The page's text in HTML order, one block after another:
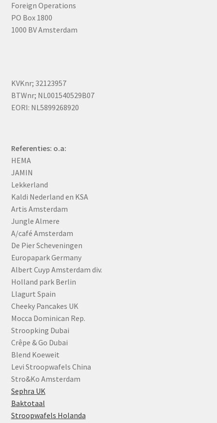
Foreign Operations
PO Box 1800
1000 BV Amsterdam
KVKnr; 32123957
BTWnr; NL001540529B07
EORI: NL5899268920
Referenties: o.a:
HEMA
JAMIN
Lekkerland
Kaldi Nederland en KSA
Artis Amsterdam
Jungle Almere
A/café Amsterdam
De Pier Scheveningen
Europapark Germany
Albert Cuyp Amsterdam div.
Holland park Berlin
Llagurt Spain
Cheeky Pancakes UK
Mocca Dominican Rep.
Stroopking Dubai
Crêpe & Go Dubai
Blend Koeweit
Levi Stroopwafels China
Stro&Ko Amsterdam
Sephra UK
Baktotaal
Stroopwafels Holanda